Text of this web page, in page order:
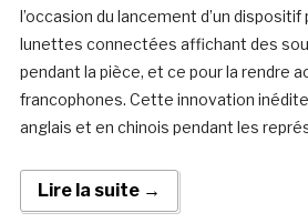
l’occasion du lancement d’un dispositif
lunettes connectées affichant des
pendant la pièce, et ce pour la rendre
francophones. Cette innovation
anglais et en chinois pendant les
Lire la suite →